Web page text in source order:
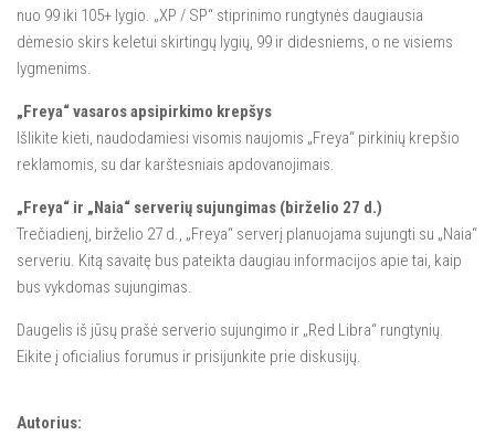
nuo 99 iki 105+ lygio. „XP / SP“ stiprinimo rungtynės daugiausia
dėmesio skirs keletui skirtingų lygių, 99 ir didesniems, o ne visiems
lygmenims.
„Freya“ vasaros apsipirkimo krepšys
Išlikite kieti, naudodamiesi visomis naujomis „Freya“ pirkinių krepšio
reklamomis, su dar karštesniais apdovanojimais.
„Freya“ ir „Naia“ serverių sujungimas (birželio 27 d.)
Trečiadienį, birželio 27 d., „Freya“ serverį planuojama sujungti su „Naia“
serveriu. Kitą savaitę bus pateikta daugiau informacijos apie tai, kaip
bus vykdomas sujungimas.
Daugelis iš jūsų prašė serverio sujungimo ir „Red Libra“ rungtynių.
Eikite į oficialius forumus ir prisijunkite prie diskusijų.
Autorius: